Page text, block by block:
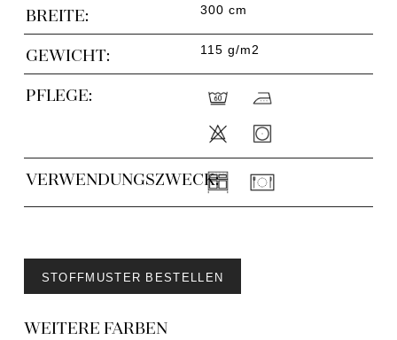
BREITE: 300 cm
GEWICHT: 115 g/m2
PFLEGE:
VERWENDUNGSZWECK:
STOFFMUSTER BESTELLEN
WEITERE FARBEN